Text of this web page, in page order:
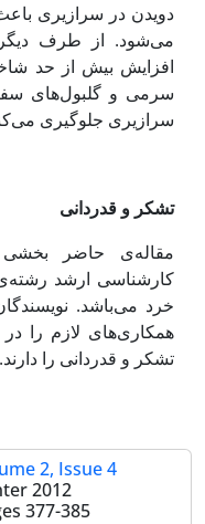
دویدن در سرازیری
می‌شود. از طرف دیگر
سرمی و گلبول‌های
سرازیری جلوگیری
تشکر و قدردانی
مقاله‌ی حاضر بخشی
کارشناسی ارشد
خرد می‌باشد.
همکاری‌های لازم را
تشکر و قدردانی را دارند.
2, Issue 4
2012
377-385